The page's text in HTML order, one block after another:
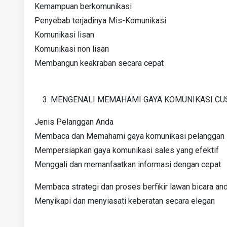
Kemampuan berkomunikasi
Penyebab terjadinya Mis-Komunikasi
Komunikasi lisan
Komunikasi non lisan
Membangun keakraban secara cepat
MENGENALI MEMAHAMI GAYA KOMUNIKASI
Jenis Pelanggan Anda
Membaca dan Memahami gaya komunikasi pelanggan
Mempersiapkan gaya komunikasi sales yang efektif
Menggali dan memanfaatkan informasi dengan cepat
Membaca strategi dan proses berfikir lawan bicara
Menyikapi dan menyiasati keberatan secara elegan